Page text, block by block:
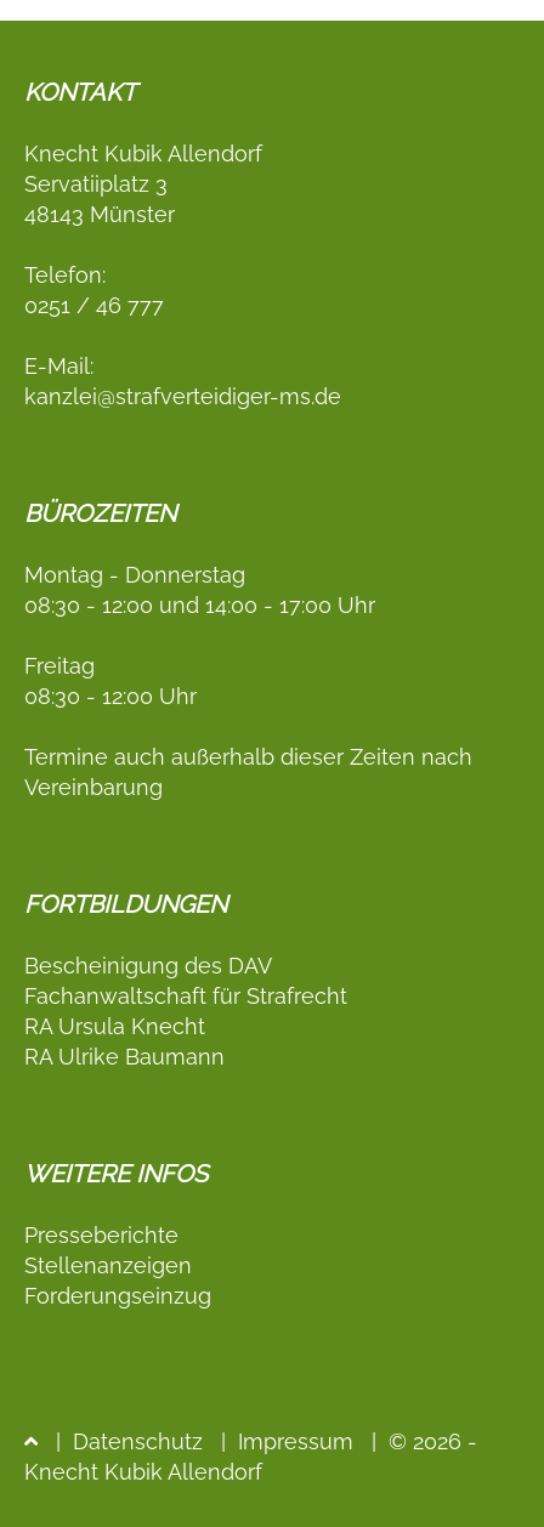
KONTAKT
Knecht Kubik Allendorf
Servatiiplatz 3
48143 Münster
Telefon:
0251 / 46 777
E-Mail:
kanzlei@strafverteidiger-ms.de
BÜROZEITEN
Montag - Donnerstag
08:30 - 12:00 und 14:00 - 17:00 Uhr
Freitag
08:30 - 12:00 Uhr
Termine auch außerhalb dieser Zeiten nach
Vereinbarung
FORTBILDUNGEN
Bescheinigung des DAV
Fachanwaltschaft für Strafrecht
RA Ursula Knecht
RA Ulrike Baumann
WEITERE INFOS
Presseberichte
Stellenanzeigen
Forderungseinzug
| Datenschutz | Impressum
| © 2026 -
Knecht Kubik Allendorf